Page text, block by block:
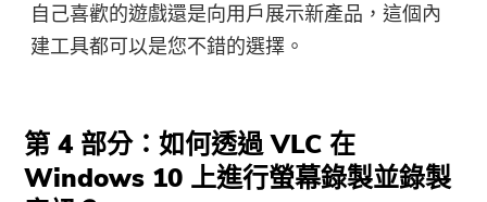
自己喜歡的遊戲還是向用戶展示新產品，這個內
建工具都可以是您不錯的選擇。
第 4 部分：如何透過 VLC 在
Windows 10 上進行螢幕錄製並錄製